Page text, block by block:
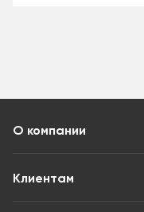
О компании
Клиентам